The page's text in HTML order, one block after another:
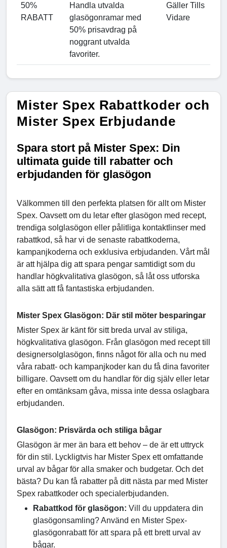
50%
RABATT
Handla utvalda
glasögonramar med
50% prisavdrag på
noggrant utvalda
favoriter.
Gäller Tills
Vidare
Mister Spex Rabattkoder och
Mister Spex Erbjudande
Spara stort på Mister Spex: Din
ultimata guide till rabatter och
erbjudanden för glasögon
Välkommen till den perfekta platsen för allt om Mister
Spex. Oavsett om du letar efter glasögon med recept,
trendiga solglasögon eller pålitliga kontaktlinser med
rabattkod, så har vi de senaste rabattkoderna,
kampanjkoderna och exklusiva erbjudanden. Vårt mål
är att hjälpa dig att spara pengar samtidigt som du
handlar högkvalitativa glasögon, så låt oss utforska
alla sätt att få fantastiska erbjudanden.
Mister Spex Glasögon: Där stil möter besparingar
Mister Spex är känt för sitt breda urval av stiliga,
högkvalitativa glasögon. Från glasögon med recept till
designersolglasögon, finns något för alla och nu med
våra rabatt- och kampanjkoder kan du få dina favoriter
billigare. Oavsett om du handlar för dig själv eller letar
efter en omtänksam gåva, missa inte dessa oslagbara
erbjudanden.
Glasögon: Prisvärda och stiliga bågar
Glasögon är mer än bara ett behov – de är ett uttryck
för din stil. Lyckligtvis har Mister Spex ett omfattande
urval av bågar för alla smaker och budgetar. Och det
bästa? Du kan få rabatter på ditt nästa par med Mister
Spex rabattkoder och specialerbjudanden.
Rabattkod för glasögon: Vill du uppdatera din
glasögonsamling? Använd en Mister Spex-
glasögonrabatt för att spara på ett brett urval av
bågar.